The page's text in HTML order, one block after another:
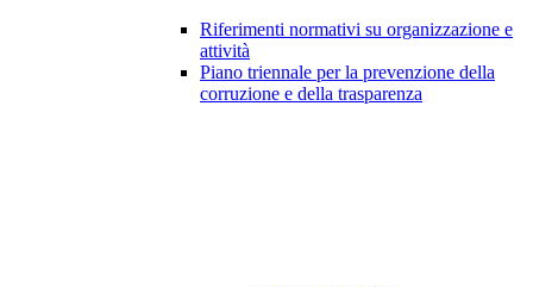
Riferimenti normativi su organizzazione e
attività
Piano triennale per la prevenzione della
corruzione e della trasparenza